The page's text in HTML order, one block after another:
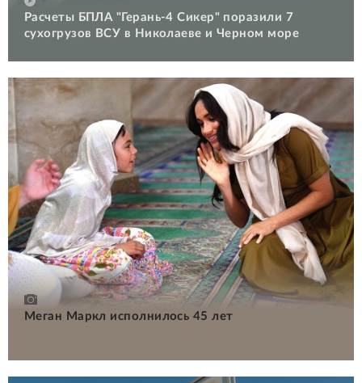
Расчеты БПЛА "Герань-4 Сикер" поразили 7
сухогрузов ВСУ в Николаеве и Черном море
Меган Маркл исполнилось 45 лет